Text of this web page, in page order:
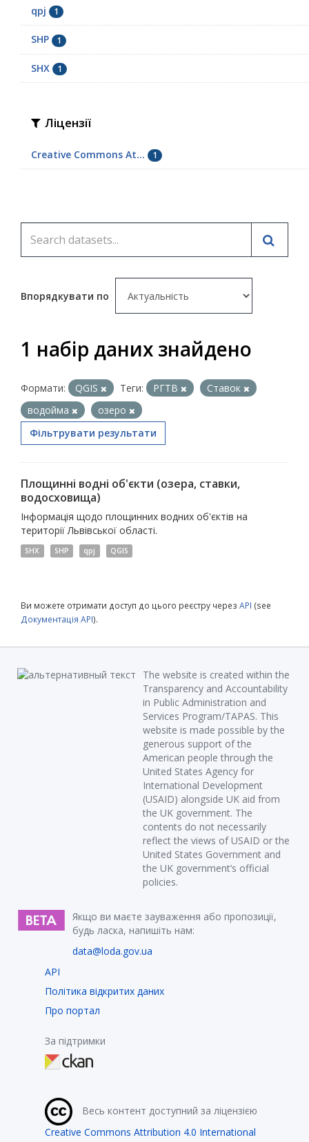
qpj 1
SHP 1
SHX 1
Ліцензії
Creative Commons At... 1
Впорядкувати по
1 набір даних знайдено
Формати: QGIS Теги: РГТВ
Ставок
водойма
озеро
Фільтрувати результати
Площинні водні об'єкти (озера, ставки,
водосховища)
Інформація щодо площинних водних об'єктів на
території Львівської області.
SHX SHP qpj QGIS
Ви можете отримати доступ до цього реєстру через API (see
Документація API).
The website is created within the
Transparency and Accountability
in Public Administration and
Services Program/TAPAS. This
website is made possible by the
generous support of the
American people through the
United States Agency for
International Development
(USAID) alongside UK aid from
the UK government. The
contents do not necessarily
reflect the views of USAID or the
United States Government and
the UK government’s official
policies.
Якщо ви маєте зауваження або пропозиції,
будь ласка, напишіть нам:
data@loda.gov.ua
API
Політика відкритих даних
Про портал
За підтримки
Весь контент доступний за ліцензією
Creative Commons Attribution 4.0 International